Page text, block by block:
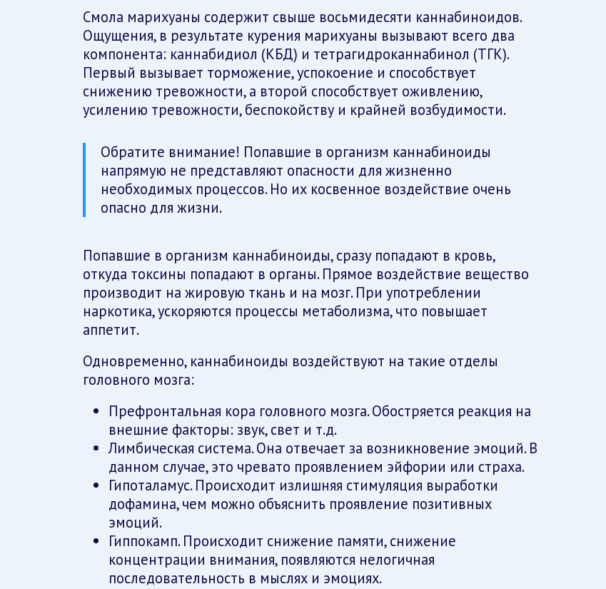
Смола марихуаны содержит свыше восьмидесяти каннабиноидов.
Ощущения, в результате курения марихуаны вызывают всего два
компонента: каннабидиол (КБД) и тетрагидроканнабинол (ТГК).
Первый вызывает торможение, успокоение и способствует
снижению тревожности, а второй способствует оживлению,
усилению тревожности, беспокойству и крайней возбудимости.
Обратите внимание! Попавшие в организм каннабиноиды
напрямую не представляют опасности для жизненно
необходимых процессов. Но их косвенное воздействие очень
опасно для жизни.
Попавшие в организм каннабиноиды, сразу попадают в кровь,
откуда токсины попадают в органы. Прямое воздействие вещество
производит на жировую ткань и на мозг. При употреблении
наркотика, ускоряются процессы метаболизма, что повышает
аппетит.
Одновременно, каннабиноиды воздействуют на такие отделы
головного мозга:
Префронтальная кора головного мозга. Обостряется реакция на
внешние факторы: звук, свет и т.д.
Лимбическая система. Она отвечает за возникновение эмоций. В
данном случае, это чревато проявлением эйфории или страха.
Гипоталамус. Происходит излишняя стимуляция выработки
дофамина, чем можно объяснить проявление позитивных
эмоций.
Гиппокамп. Происходит снижение памяти, снижение
концентрации внимания, появляются нелогичная
последовательность в мыслях и эмоциях.